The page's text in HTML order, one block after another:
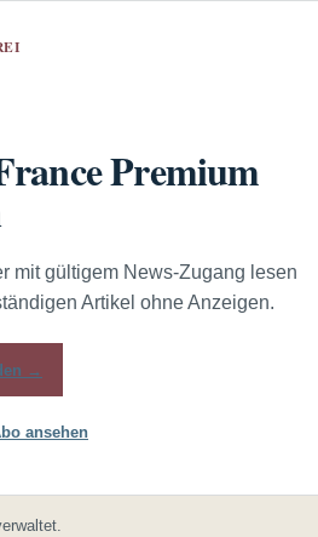
Premium
mit gültigem News-Zugang lesen
Artikel ohne Anzeigen.
→
ansehen